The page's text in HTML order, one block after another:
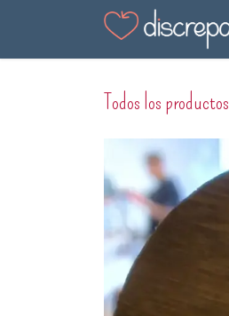
Todos los productos